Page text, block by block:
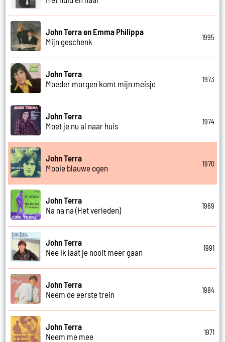
John Terra en Emma Philippa
Mijn geschenk
1995
John Terra
Moeder morgen komt mijn meisje
1973
John Terra
Moet je nu al naar huis
1974
John Terra
Mooie blauwe ogen
1970
John Terra
Na na na (Het verleden)
1969
John Terra
Nee ik laat je nooit meer gaan
1991
John Terra
Neem de eerste trein
1984
John Terra
Neem me mee
1971